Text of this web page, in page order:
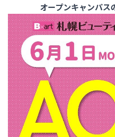
オープンキャンパ